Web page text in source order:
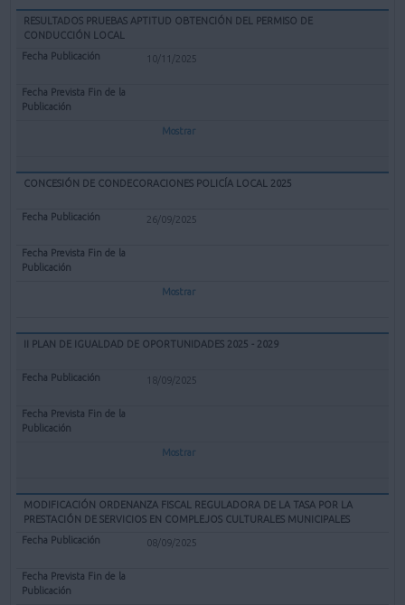
RESULTADOS PRUEBAS APTITUD OBTENCIÓN DEL PERMISO DE
CONDUCCIÓN LOCAL
10/11/2025
Mostrar
CONCESIÓN DE CONDECORACIONES POLICÍA LOCAL 2025
26/09/2025
Mostrar
II PLAN DE IGUALDAD DE OPORTUNIDADES 2025 - 2029
18/09/2025
Mostrar
MODIFICACIÓN ORDENANZA FISCAL REGULADORA DE LA TASA POR LA
PRESTACIÓN DE SERVICIOS EN COMPLEJOS CULTURALES MUNICIPALES
08/09/2025